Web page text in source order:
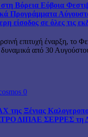
Βόρεια Εύβοια
Προγράμματα
είσοδος σε όλες τις
επιτυχή έναρξη, το
δυναμικά από 30
0
της Ξένιας
ΔΙΠΑΕ ΣΕΡΡΕΣ τη